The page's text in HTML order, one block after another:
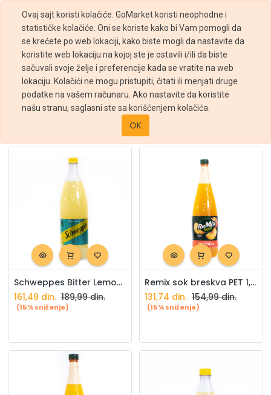
Ovaj sajt koristi kolačiće. GoMarket koristi neophodne i
statističke kolačiće. Oni se koriste kako bi Vam pomogli da
se krećete po web lokaciji, kako biste mogli da nastavite da
koristite web lokaciju na kojoj ste je ostavili i/ili da biste
sačuvali svoje želje i preferencije kada se vratite na web
lokaciju. Kolačići ne mogu pristupiti, čitati ili menjati druge
podatke na vašem računaru. Ako nastavite da koristite
našu stranu, saglasni ste sa korišćenjem kolačića.
OK
Filteri
Prodavnica Sokovi Gazirani sokovi
Podrazumevano
Schweppes Bitter Lemon PET 1,5l
161,49 din. 189,99din.
(15% sniženje)
Remix sok breskva PET 1,5l Knjaz Miloš
131,74 din. 154,99din.
(15% sniženje)